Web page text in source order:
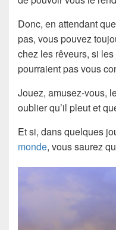
Donc, en attendant
pas, vous pouvez
chez les rêveurs, si
pourraient pas vous
Jouez, amusez-vous,
oublier qu’il pleut et
Et si, dans quelques
monde, vous saurez